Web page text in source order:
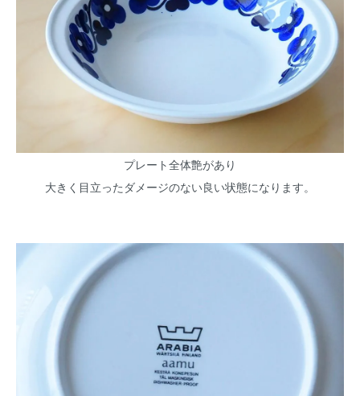
プレート全体艶があり
大きく目立ったダメージのない良い状態になります。